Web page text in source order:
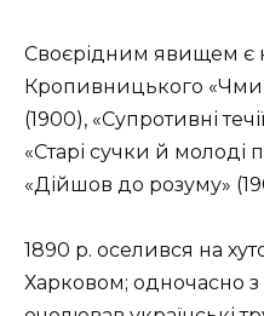
Своєрідним явищем є
Кропивницького
(1900), «Супротивні
«Старі сучки й молоді
«Дійшов до розуму»
1890 р. оселився на
Харковом; одночасно з